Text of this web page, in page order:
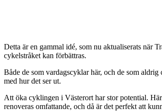
Detta är en gammal idé, som nu aktualiserats när
cykelstråket kan förbättras.
Både de som vardagscyklar här, och de som
med hur det ser ut.
Att öka cyklingen i Västerort har stor potential.
renoveras omfattande, och då är det perfekt att